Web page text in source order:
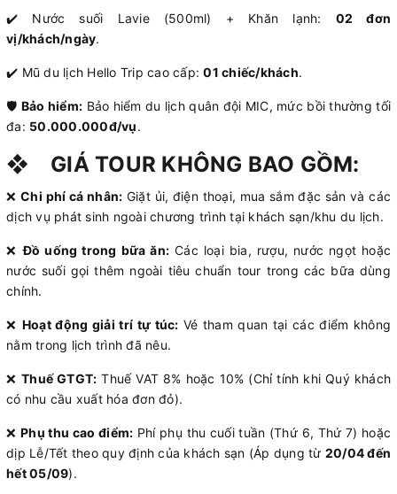
✔️ Nước suối Lavie (500ml) + Khăn lạnh: 02 đơn
vị/khách/ngày.
✔️ Mũ du lịch Hello Trip cao cấp:01 chiếc/khách.
🛡️ Bảo hiểm: Bảo hiểm du lịch quân đội MIC, mức bồi thường tối
đa: 50.000.000đ/vụ.
❖ GIÁ TOUR KHÔNG BAO GỒM:
❌Chi phí cá nhân: Giặt ủi, điện thoại, mua sắm đặc sản và các
dịch vụ phát sinh ngoài chương trình tại khách sạn/khu du lịch.
❌Đồ uống trong bữa ăn: Các loại bia, rượu, nước ngọt hoặc
nước suối gọi thêm ngoài tiêu chuẩn tour trong các bữa dùng
chính.
❌ Hoạt động giải trí tự túc: Vé tham quan tại các điểm không
nằm trong lịch trình đã nêu.
❌ Thuế GTGT: Thuế VAT 8% hoặc 10% (Chỉ tính khi Quý khách
có nhu cầu xuất hóa đơn đỏ).
❌Phụ thu cao điểm: Phí phụ thu cuối tuần (Thứ 6, Thứ 7) hoặc
dịp Lễ/Tết theo quy định của khách sạn (Áp dụng từ 20/04 đến
hết 05/09).